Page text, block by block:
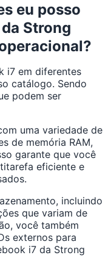
eu posso
Strong
i7 em diferentes
catálogo. Sendo
podem ser
uma variedade de
de memória RAM,
garante que você
eficiente e
incluindo
que variam de
você também
externos para
i7 da Strong